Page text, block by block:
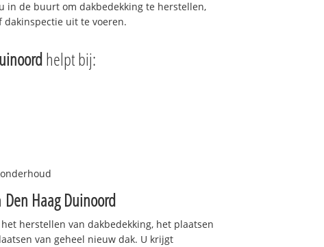
in de buurt om dakbedekking te herstellen,
dakinspectie uit te voeren.
helpt bij:
Den Haag Duinoord
herstellen van dakbedekking, het plaatsen
van geheel nieuw dak. U krijgt